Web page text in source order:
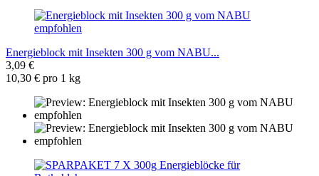
Energieblock mit Insekten 300 g vom NABU...
3,09 €
10,30 € pro 1 kg